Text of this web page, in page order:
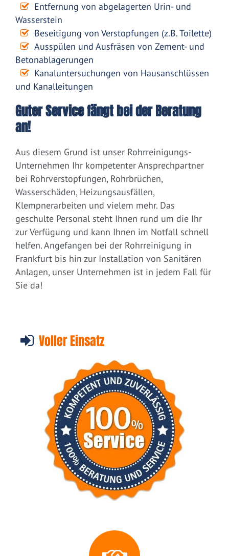
Entfernung von abgelagerten Urin- und
Wasserstein
Beseitigung von Verstopfungen (z.B. Toilette)
Ausspülen und Ausfräsen von Zement- und
Betonablagerungen
Kanaluntersuchungen von Hausanschlüssen
und Kanalleitungen
Guter Service fängt bei der Beratung
an!
Aus diesem Grund ist unser Rohrreinigungs-
Unternehmen Ihr kompetenter Ansprechpartner
bei Rohrverstopfungen, Rohrbrüchen,
Wasserschäden, Heizungsausfällen,
Klempnerarbeiten und vielem mehr. Das
geschulte Personal steht Ihnen rund um die Ihr
zur Verfügung und kann Ihnen im Notfall schnell
helfen. Angefangen bei der Rohrreinigung in
Frankfurt bis hin zur Installation von Sanitären
Anlagen, unser Unternehmen ist in jedem Fall für
Sie da!
Voller Einsatz